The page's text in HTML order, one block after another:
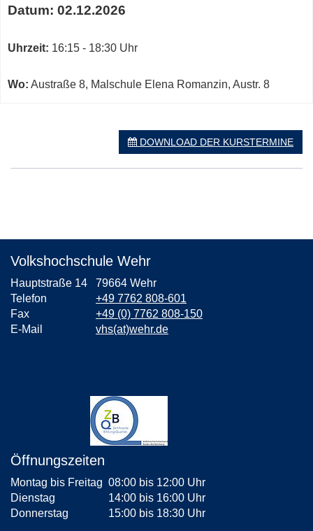
Datum: 02.12.2026
Uhrzeit: 16:15 - 18:30 Uhr
Wo: Austraße 8, Malschule Elena Romanzin, Austr. 8
DOWNLOAD DER KURSTERMINE
Volkshochschule Wehr
Hauptstraße 14 79664 Wehr
Telefon
+49 7762 808-601
Fax
+49 (0) 7762 808-150
E-Mail
vhs(at)wehr.de
Öffnungszeiten
Montag bis Freitag 08:00 bis 12:00 Uhr
Dienstag
14:00 bis 16:00 Uhr
Donnerstag
15:00 bis 18:30 Uhr